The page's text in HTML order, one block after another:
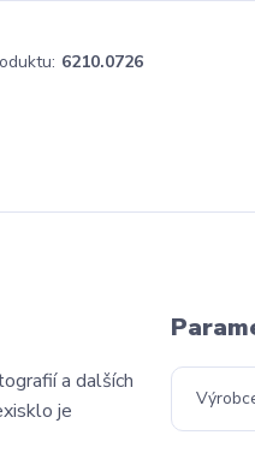
6210.0726
a dalších
je